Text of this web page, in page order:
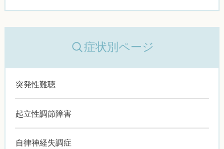
症状別ページ
突発性難聴
起立性調節障害
自律神経失調症